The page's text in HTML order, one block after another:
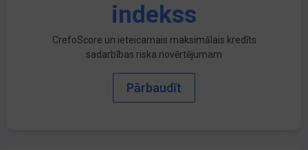
indekss
CrefoScore un ieteicamais maksimālais kredīts
sadarbības riska novērtējumam
Pārbaudīt